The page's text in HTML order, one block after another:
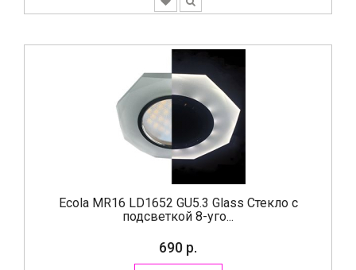
Ecola MR16 LD1652 GU5.3 Glass Стекло с
подсветкой 8-уго...
690 р.